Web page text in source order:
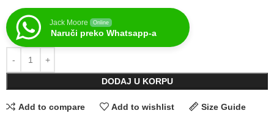
Jack Moore Online
Naruči preko Whatsapp-a
DODAJ U KORPU
Add to compare Add to wishlist Size Guide